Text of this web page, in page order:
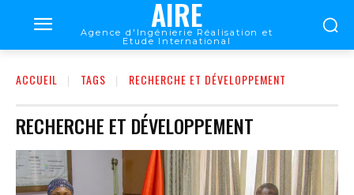
AIRE
Agence d'Ingénierie Réalisation et
Etude International
ACCUEIL TAGS RECHERCHE ET DÉVELOPPEMENT
RECHERCHE ET DÉVELOPPEMENT